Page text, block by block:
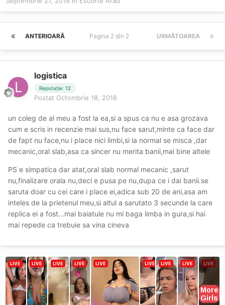
ANTERIOARĂ URMĂTOAREA
Pagina 2 din 2
logistica
Reputație: 12
Postat Octombrie 18, 2018
un coleg de al meu a fost la ea,si a spus ca nu e asa grozava
cum e scris in recenzie mai sus,nu face sarut,minte ca face dar
de fapt nu face,nu i place nici limbi,si la normal se misca ,dar
mecanic,oral slab,asa ca sincer nu merita banii,mai bine altele
PS e simpatica dar atat,oral slab normal mecanic ,sarut
nu,finalizare orala nu,deci e pusa pe nu,dupa ce i dai banii.se
saruta doar cu cei care i place ei,adica sub 20 de ani,asa am
inteles de la prietenul meu,si altul a sarutato 3 secunde la care
replica ei a fost...mai baiatule nu mi baga limba in gura,si hai
mai repede ca trebuie sa vina cineva